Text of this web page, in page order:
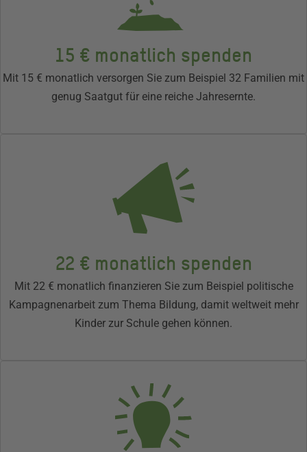
15 € monatlich spenden
Mit 15 € monatlich versorgen Sie zum Beispiel 32 Familien mit
genug Saatgut für eine reiche Jahresernte.
22 € monatlich spenden
Mit 22 € monatlich finanzieren Sie zum Beispiel politische
Kampagnenarbeit zum Thema Bildung, damit weltweit mehr
Kinder zur Schule gehen können.